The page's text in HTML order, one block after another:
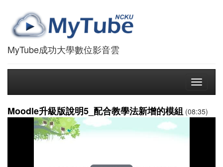
MyTube成功大學數位影音雲
Toggle
Moodle升級版說明5_配合教學法新增的模組 (08:35)